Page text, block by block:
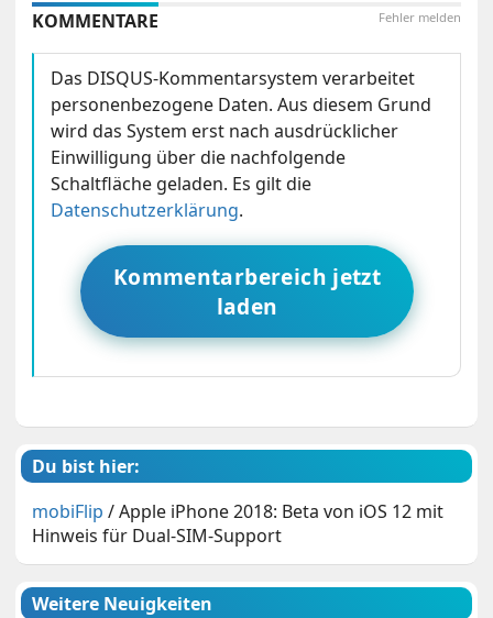
Fehler melden
KOMMENTARE
Das DISQUS-Kommentarsystem verarbeitet
personenbezogene Daten. Aus diesem Grund
wird das System erst nach ausdrücklicher
Einwilligung über die nachfolgende
Schaltfläche geladen. Es gilt die
Datenschutzerklärung.
Kommentarbereich jetzt
laden
Du bist hier:
mobiFlip /Apple iPhone 2018: Beta von iOS 12 mit
Hinweis für Dual-SIM-Support
Weitere Neuigkeiten